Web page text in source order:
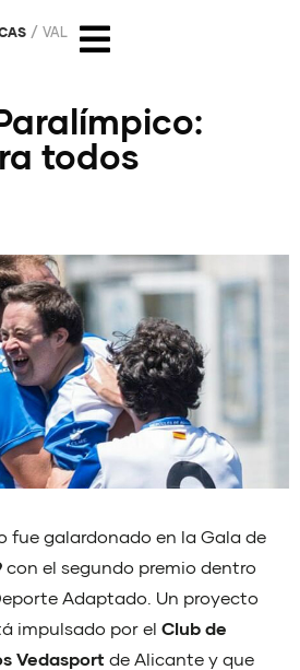
VAL
todos
fue galardonado en la Gala de
con el segundo premio dentro
Adaptado. Un proyecto
impulsado por el Club de
Vedasport de Alicante y que